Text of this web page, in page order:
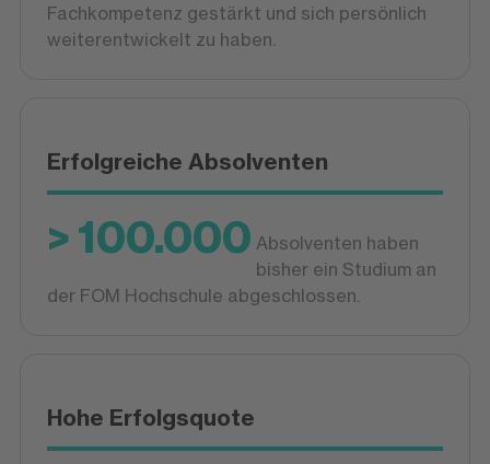
Fachkompetenz gestärkt und sich persönlich
weiterentwickelt zu haben.
Erfolgreiche Absolventen
> 100.000 Absolventen haben
bisher ein Studium an
der FOM Hochschule abgeschlossen.
Hohe Erfolgsquote